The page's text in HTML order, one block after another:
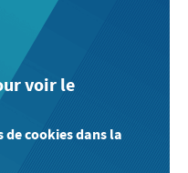
voir le
cookies dans la